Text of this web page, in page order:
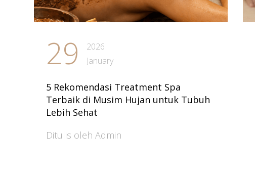
29
2026
January
5 Rekomendasi Treatment Spa
Terbaik di Musim Hujan untuk Tubuh
Lebih Sehat
Ditulis oleh Admin